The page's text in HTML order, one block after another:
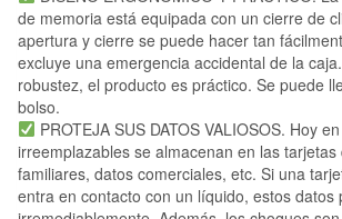
de memoria está equipada con un cierre de
apertura y cierre se puede hacer tan
excluye una emergencia accidental de la
robustez, el producto es práctico. Se puede
bolso.
PROTEJA SUS DATOS VALIOSOS. Hoy
irreemplazables se almacenan en las
familiares, datos comerciales, etc. Si una
entra en contacto con un líquido, estos datos